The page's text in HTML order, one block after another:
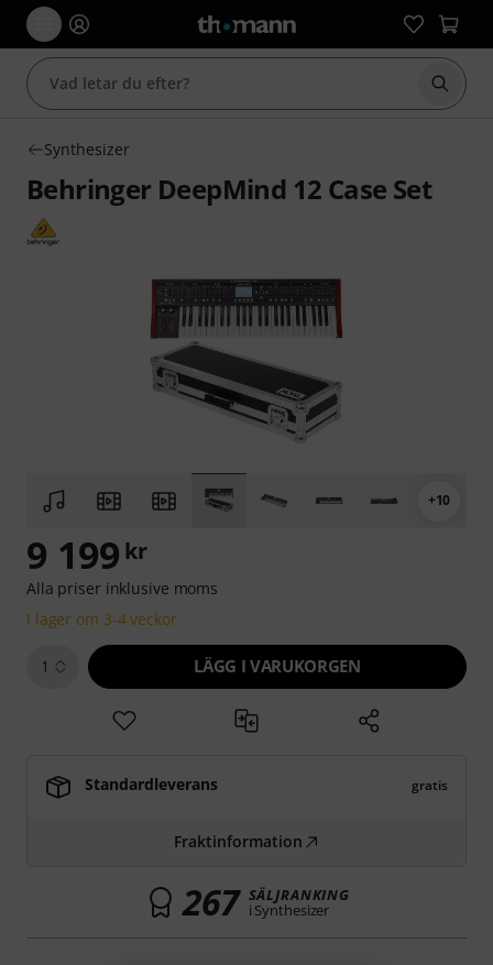
Börja
Synthesizer
Behringer DeepMind 12 Case Set
+10
9 199 kr
Alla priser inklusive moms
I lager om 3-4 veckor
1 LÄGG I VARUKORGEN
Standardleverans gratis
Fraktinformation
267 SÄLJRANKING
i Synthesizer